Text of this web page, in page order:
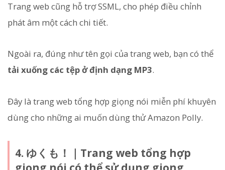
Trang web cũng hỗ trợ SSML, cho phép điều chỉnh
phát âm một cách chi tiết.
Ngoài ra, đúng như tên gọi của trang web, bạn có thể
tải xuống các tệp ở định dạng MP3.
Đây là trang web tổng hợp giọng nói miễn phí khuyên
dùng cho những ai muốn dùng thử Amazon Polly.
4. ゆくも！｜Trang web tổng hợp